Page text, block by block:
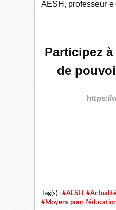
AESH,
Participez
de
https://
Tag(s) : #AESH,
#Moyens pour